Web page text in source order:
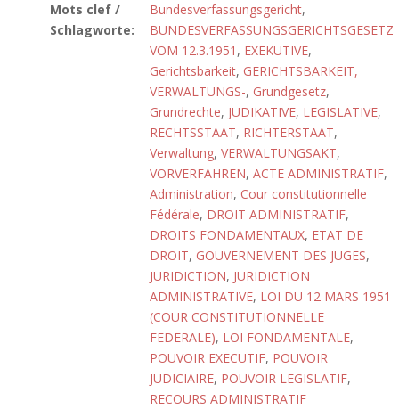
Mots clef /
Schlagworte:
Bundesverfassungsgericht,
BUNDESVERFASSUNGSGERICHTSGESETZ
VOM 12.3.1951 , EXEKUTIVE,
Gerichtsbarkeit, GERICHTSBARKEIT,
VERWALTUNGS-, Grundgesetz,
Grundrechte, JUDIKATIVE, LEGISLATIVE,
RECHTSSTAAT, RICHTERSTAAT,
Verwaltung, VERWALTUNGSAKT,
VORVERFAHREN, ACTE ADMINISTRATIF,
Administration, Cour constitutionnelle
Fédérale, DROIT ADMINISTRATIF,
DROITS FONDAMENTAUX, ETAT DE
DROIT, GOUVERNEMENT DES JUGES,
JURIDICTION, JURIDICTION
ADMINISTRATIVE, LOI DU 12 MARS 1951
(COUR CONSTITUTIONNELLE
FEDERALE), LOI FONDAMENTALE,
POUVOIR EXECUTIF, POUVOIR
JUDICIAIRE, POUVOIR LEGISLATIF,
RECOURS ADMINISTRATIF